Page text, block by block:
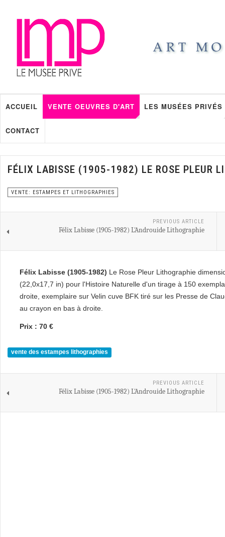
ACCUEIL VENTE OEUVRES D'ART LES MUSÉES PRIVÉS
CONTACT
FÉLIX LABISSE (1905-1982) LE ROSE PLEUR
VENTE: ESTAMPES ET LITHOGRAPHIES
PREVIOUS ARTICLE
Félix Labisse (1905-1982) L'Androuide Lithographie
Félix Labisse (1905-1982) Le Rose Pleur Lithographie
(22,0x17,7 in) pour l'Histoire Naturelle d'un tirage à 150
droite, exemplaire sur Velin cuve BFK tiré sur les Presse de
au crayon en bas à droite.
Prix : 70 €
vente des estampes lithographies
PREVIOUS ARTICLE
Félix Labisse (1905-1982) L'Androuide Lithographie